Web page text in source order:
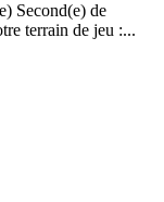
Second(e) de
terrain de jeu :...